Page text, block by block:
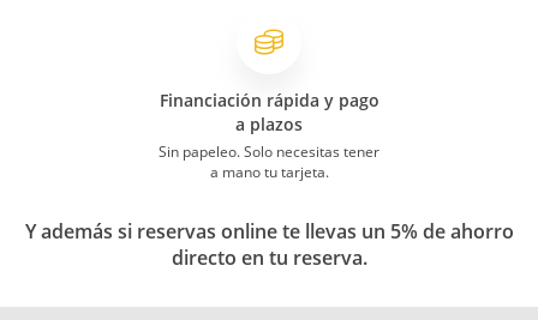
Financiación rápida y pago
a plazos
Sin papeleo. Solo necesitas tener
a mano tu tarjeta.
Y además si reservas online te llevas un 5% de ahorro
directo en tu reserva.